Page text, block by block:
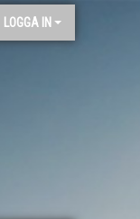
LOGGA IN